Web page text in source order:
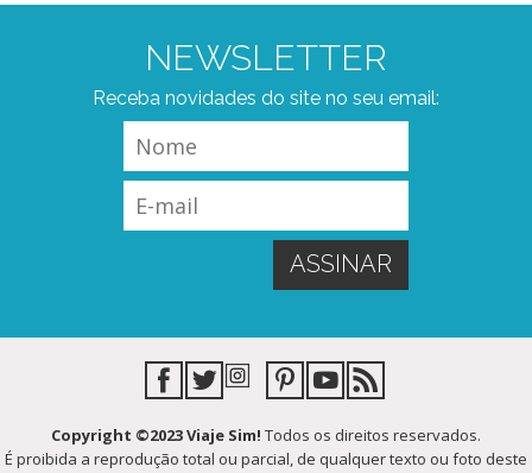
NEWSLETTER
Receba novidades do site no seu email:
Copyright ©2023 Viaje Sim! Todos os direitos reservados.
É proibida a reprodução total ou parcial, de qualquer texto ou foto deste